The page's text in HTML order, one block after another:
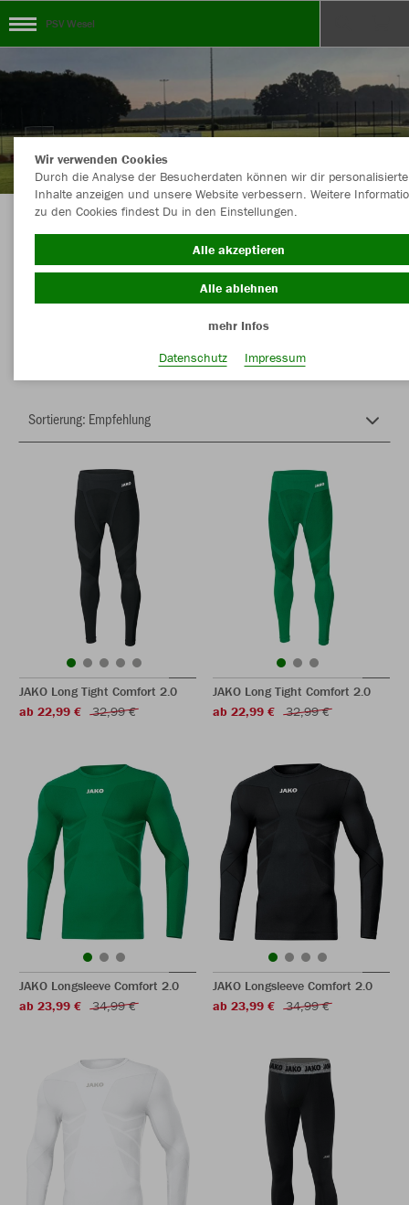
PSV Wesel
Herzlich Willkommen im Teamshop des PSV
Wesel-Lackhausen
Farbe
JAKO Long Tight Comfort 2.0
ab 22,99 €
32,99 €
JAKO Long Tight Comfort 2.0
ab 22,99 €
32,99 €
JAKO Longsleeve Comfort 2.0
ab 23,99 €
34,99 €
JAKO Longsleeve Comfort 2.0
ab 23,99 €
34,99 €
Wir verwenden Cookies
Durch die Analyse der Besucherdaten können wir dir personalisierte
Inhalte anzeigen und unsere Website verbessern. Weitere
zu den Cookies findest Du in den Einstellungen.
Alle akzeptieren
Alle ablehnen
mehr Infos
Datenschutz
Impressum